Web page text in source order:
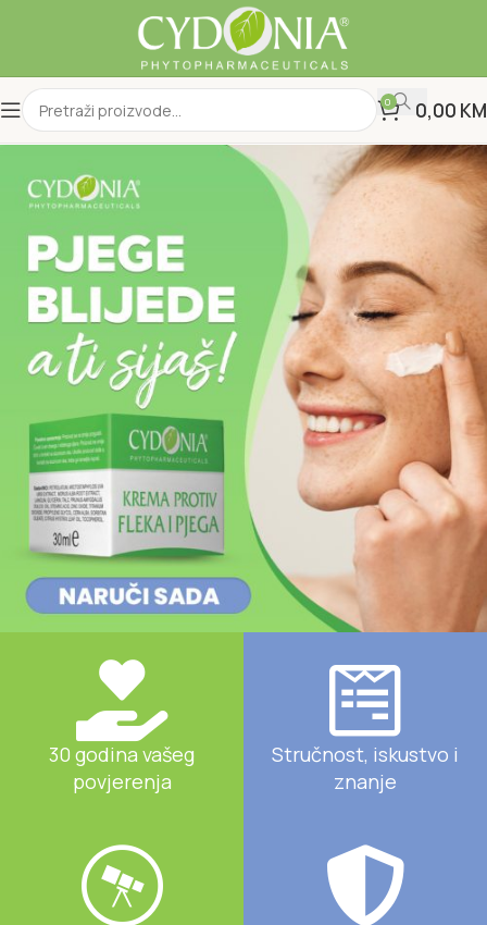
0 0,00 KM
30 godina vašeg
povjerenja
Stručnost, iskustvo i
znanje